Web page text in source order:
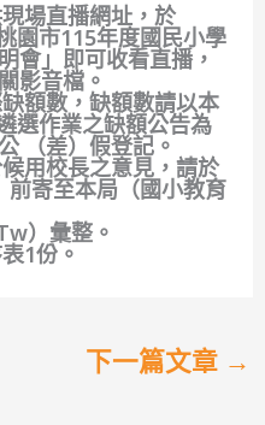
場直播網址，於
園市115年度國民小學
會」即可收看直播，
影音檔。
額數，缺額數請以本
選作業之缺額公告為
（差）假登記。
用校長之意見，請於
前寄至本局（國小教育
）彙整。
1份。
下一篇文章 →